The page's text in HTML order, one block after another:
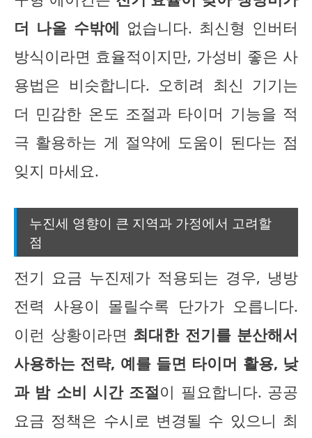
더 나올 수밖에 없습니다. 최신형 인버터
방식이라면 효율적이지만, 가성비 좋은 사
용법은 비슷합니다. 오히려 최신 기기는
더 민감한 온도 조절과 타이머 기능을 적
극 활용하는 게 절약에 도움이 된다는 점
잊지 마세요.
누진세 영향이 큰 지역과 가정에서 고려할
점
전기 요금 누진제가 적용되는 경우, 냉방
전력 사용이 몰릴수록 단가가 오릅니다.
이런 상황이라면 최대한 전기를 분산해서
사용하는 전략, 예를 들면 타이머 활용, 낮
과 밤 소비 시간 조절이 필요합니다. 공공
요금 정책은 수시로 변경될 수 있으니 최